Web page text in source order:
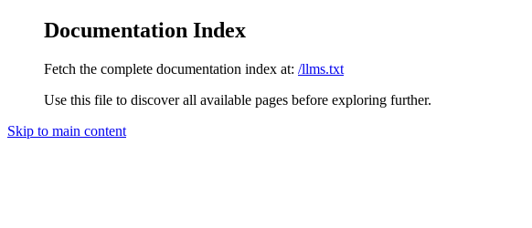
Documentation Index
Fetch the complete documentation index at: /llms.txt
Use this file to discover all available pages before exploring further.
Skip to main content